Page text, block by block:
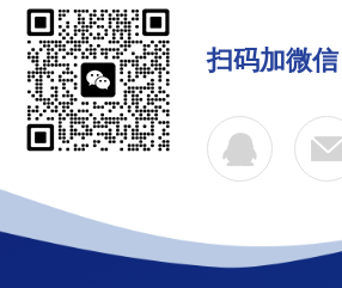
扫码加微信